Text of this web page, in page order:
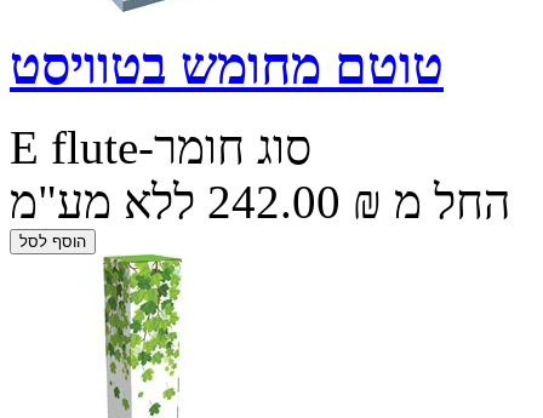
טוטם מחומש בטוויסט
E flute-סוג חומר
החל מ ₪ 242.00 ללא מע"מ